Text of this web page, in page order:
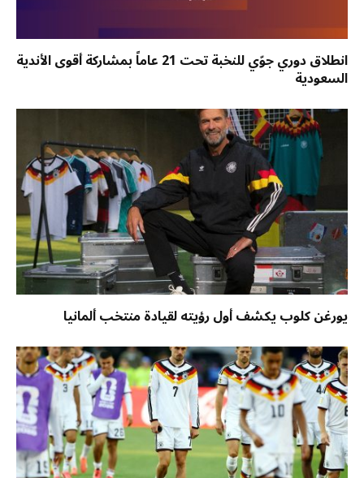
انطلاق دوري جوّي للنخبة تحت 21 عاماً بمشاركة أقوى الأندية
السعودية
يورغن كلوب يكشف أول رؤيته لقيادة منتخب ألمانيا